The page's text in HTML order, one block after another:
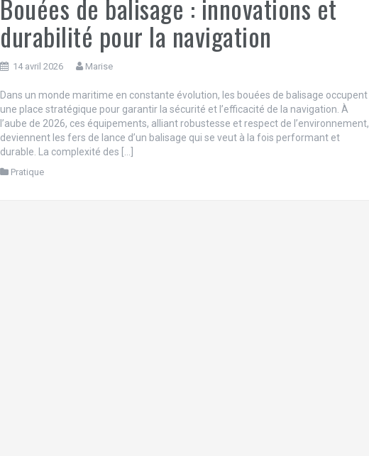
Bouées de balisage : innovations et
durabilité pour la navigation
14 avril 2026 Marise
Dans un monde maritime en constante évolution, les bouées de balisage occupent
une place stratégique pour garantir la sécurité et l’efficacité de la navigation. À
l’aube de 2026, ces équipements, alliant robustesse et respect de l’environnement,
deviennent les fers de lance d’un balisage qui se veut à la fois performant et
durable. La complexité des […]
Pratique